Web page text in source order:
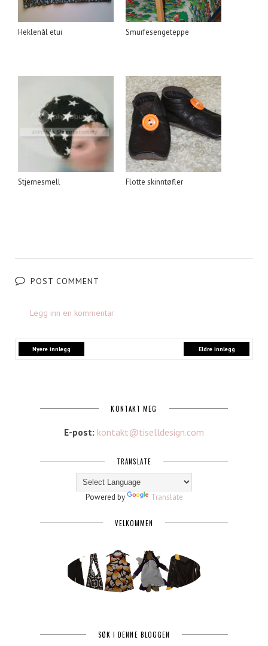
Heklenål etui Smurfesengeteppe
Stjernesmell Flotte skinntøfler
POST COMMENT
Legg inn en kommentar
Nyere innlegg Eldre innlegg
KONTAKT MEG
E-post: kontakt@tiselldesign.com
TRANSLATE
Powered by Translate
VELKOMMEN
SØK I DENNE BLOGGEN